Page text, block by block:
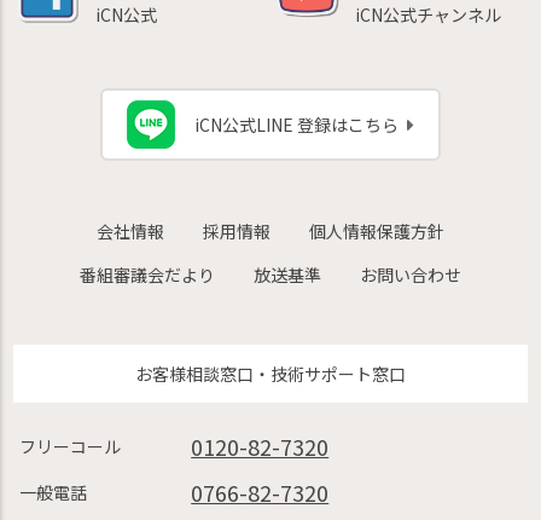
iCN公式 iCN公式チャンネル
iCN公式LINE 登録はこちら
会社情報 採用情報
個人情報保護方針
番組審議会だより
放送基準 お問い合わせ
お客様相談窓口・技術サポート窓口
フリーコール 0120-82-7320
一般電話 0766-82-7320